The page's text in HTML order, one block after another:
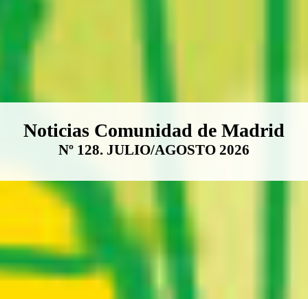
Boletín Noticias Comunidad de
Noticias Comunidad de Madrid
Nº 128. JULIO/AGOSTO 2026